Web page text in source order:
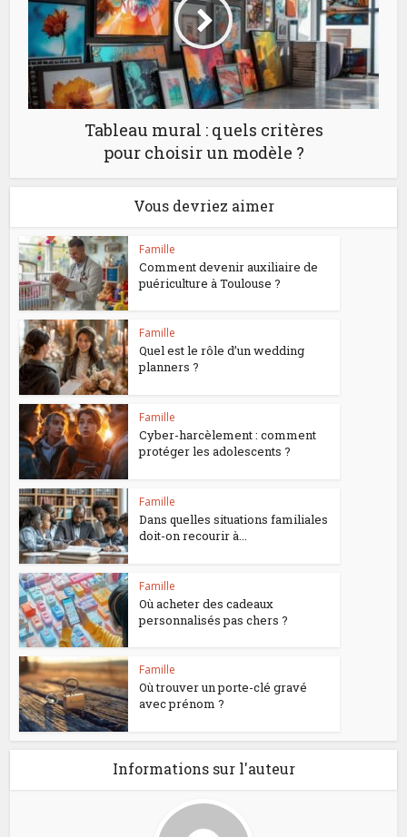
Tableau mural : quels critères
pour choisir un modèle ?
Vous devriez aimer
Famille
Comment devenir auxiliaire de
puériculture à Toulouse ?
Famille
Quel est le rôle d’un wedding
planners ?
Famille
Cyber-harcèlement : comment
protéger les adolescents ?
Famille
Dans quelles situations familiales
doit-on recourir à...
Famille
Où acheter des cadeaux
personnalisés pas chers ?
Famille
Où trouver un porte-clé gravé
avec prénom ?
Informations sur l'auteur